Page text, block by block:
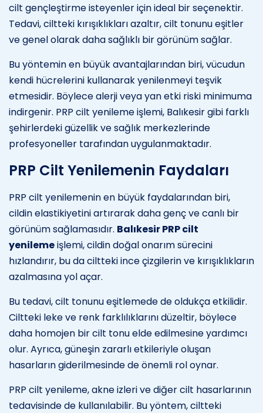
cilt gençleştirme isteyenler için ideal bir seçenektir.
Tedavi, ciltteki kırışıklıkları azaltır, cilt tonunu eşitler
ve genel olarak daha sağlıklı bir görünüm sağlar.
Bu yöntemin en büyük avantajlarından biri, vücudun
kendi hücrelerini kullanarak yenilenmeyi teşvik
etmesidir. Böylece alerji veya yan etki riski minimuma
indirgenir. PRP cilt yenileme işlemi, Balıkesir gibi farklı
şehirlerdeki güzellik ve sağlık merkezlerinde
profesyoneller tarafından uygulanmaktadır.
PRP Cilt Yenilemenin Faydaları
PRP cilt yenilemenin en büyük faydalarından biri,
cildin elastikiyetini artırarak daha genç ve canlı bir
görünüm sağlamasıdır. Balıkesir PRP cilt
yenilemeişlemi, cildin doğal onarım sürecini
hızlandırır, bu da ciltteki ince çizgilerin ve kırışıklıkların
azalmasına yol açar.
Bu tedavi, cilt tonunu eşitlemede de oldukça etkilidir.
Ciltteki leke ve renk farklılıklarını düzeltir, böylece
daha homojen bir cilt tonu elde edilmesine yardımcı
olur. Ayrıca, güneşin zararlı etkileriyle oluşan
hasarların giderilmesinde de önemli rol oynar.
PRP cilt yenileme, akne izleri ve diğer cilt hasarlarının
tedavisinde de kullanılabilir. Bu yöntem, ciltteki